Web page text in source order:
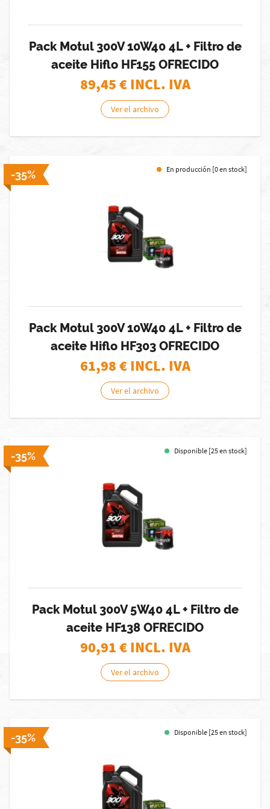
Pack Motul 300V 10W40 4L + Filtro de
aceite Hiflo HF155 OFRECIDO
89,45€ INCL. IVA
Ver el archivo
-35% En producción [0 en stock]
Pack Motul 300V 10W40 4L + Filtro de
aceite Hiflo HF303 OFRECIDO
61,98€ INCL. IVA
Ver el archivo
-35% Disponible [25 en stock]
Pack Motul 300V 5W40 4L + Filtro de
aceite HF138 OFRECIDO
90,91€ INCL. IVA
Ver el archivo
-35% Disponible [25 en stock]